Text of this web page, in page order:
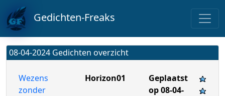
Gedichten-Freaks
08-04-2024 Gedichten overzicht
Wezens
zonder
Horizon01
Geplaatst
op 08-04-